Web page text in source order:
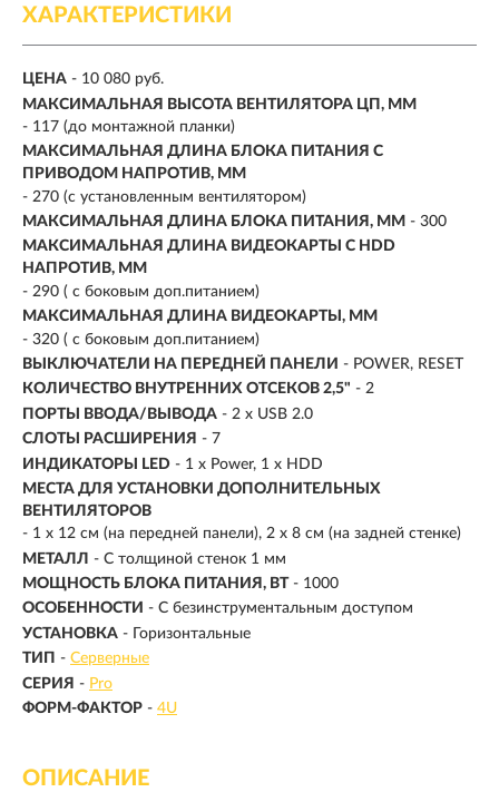
ХАРАКТЕРИСТИКИ
ЦЕНА - 10 080 руб.
МАКСИМАЛЬНАЯ ВЫСОТА ВЕНТИЛЯТОРА ЦП, ММ
- 117 (до монтажной планки)
МАКСИМАЛЬНАЯ ДЛИНА БЛОКА ПИТАНИЯ С
ПРИВОДОМ НАПРОТИВ, ММ
- 270 (с установленным вентилятором)
МАКСИМАЛЬНАЯ ДЛИНА БЛОКА ПИТАНИЯ, ММ - 300
МАКСИМАЛЬНАЯ ДЛИНА ВИДЕОКАРТЫ С HDD
НАПРОТИВ, ММ
- 290 ( с боковым доп.питанием)
МАКСИМАЛЬНАЯ ДЛИНА ВИДЕОКАРТЫ, ММ
- 320 ( с боковым доп.питанием)
ВЫКЛЮЧАТЕЛИ НА ПЕРЕДНЕЙ ПАНЕЛИ - POWER, RESET
КОЛИЧЕСТВО ВНУТРЕННИХ ОТСЕКОВ 2,5" - 2
ПОРТЫ ВВОДА/ВЫВОДА - 2 x USB 2.0
СЛОТЫ РАСШИРЕНИЯ - 7
ИНДИКАТОРЫ LED - 1 x Power, 1 x HDD
МЕСТА ДЛЯ УСТАНОВКИ ДОПОЛНИТЕЛЬНЫХ
ВЕНТИЛЯТОРОВ
- 1 x 12 см (на передней панели), 2 x 8 см (на задней стенке)
МЕТАЛЛ - С толщиной стенок 1 мм
МОЩНОСТЬ БЛОКА ПИТАНИЯ, ВТ - 1000
ОСОБЕННОСТИ - С безинструментальным доступом
УСТАНОВКА - Горизонтальные
ТИП - Серверные
СЕРИЯ - Pro
ФОРМ-ФАКТОР - 4U
ОПИСАНИЕ